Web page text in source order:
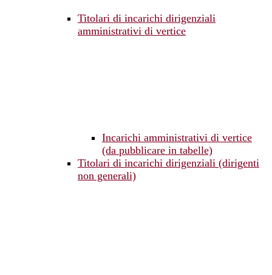
Titolari di incarichi dirigenziali
amministrativi di vertice
Incarichi amministrativi di vertice
(da pubblicare in tabelle)
Titolari di incarichi dirigenziali (dirigenti
non generali)